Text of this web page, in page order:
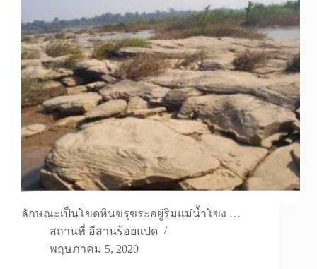
ลักษณะเป็นโขดหินขรุขระอยู่ริมแม่น้ำโขง …
สถานที่ อีสานร้อยแปด
พฤษภาคม 5, 2020